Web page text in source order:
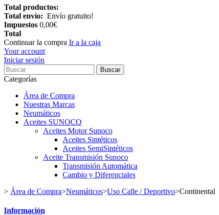
Total productos:
Total envío: Envío gratuito!
Impuestos 0,00€
Total
Continuar la compra Ir a la caja
Your account
Iniciar sesión
Buscar
Categorías
Área de Compra
Nuestras Marcas
Neumáticos
Aceites SUNOCO
Aceites Motor Sunoco
Aceites Sintéticos
Aceites SemiSintéticos
Aceite Transmisión Sunoco
Transmisión Automática
Cambio y Diferenciales
> Área de Compra>Neumáticos>Uso Calle / Deportivo>Continental
Información